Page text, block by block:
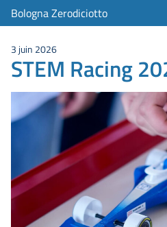
Bologna Zerodiciotto
3 juin 2026
STEM Racing